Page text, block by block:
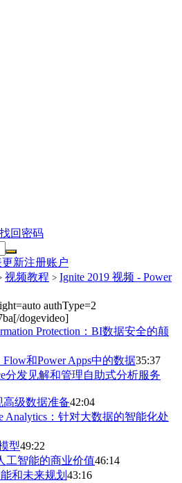
找回密码
更新注册账户
视频教程 > Ignite 2019 视频 - Power
authType=2
dogevideo]
Protection：BI数据安全的颠
和Power Apps中的数据35:37
分发见解和管理自助式分析服务
高级数据准备42:04
Analytics：针对大数据的智能化处
型49:22
工智能的商业价值46:14
能和未来规划 43:16